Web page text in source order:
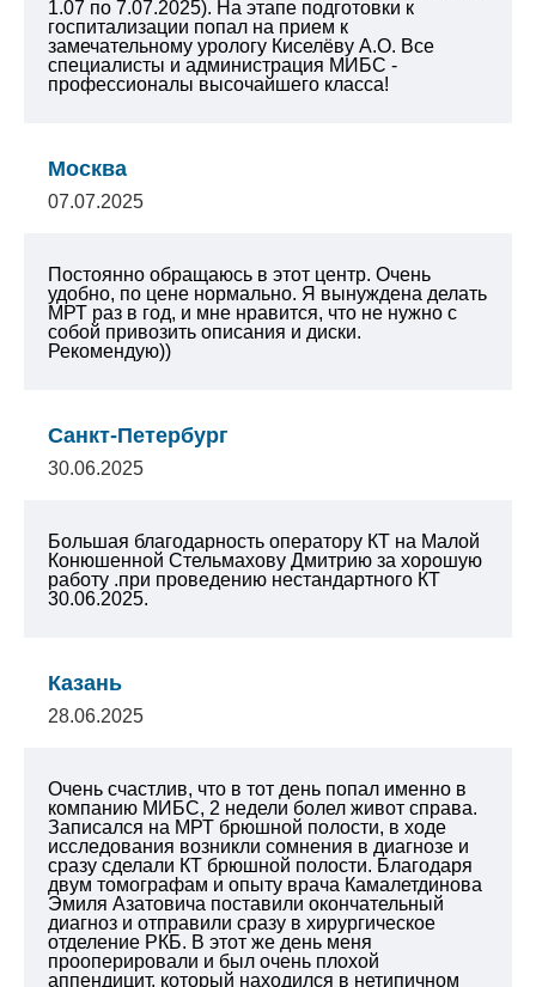
1.07 по 7.07.2025). На этапе подготовки к
госпитализации попал на прием к
замечательному урологу Киселёву А.О. Все
специалисты и администрация МИБС -
профессионалы высочайшего класса!
Москва
07.07.2025
Постоянно обращаюсь в этот центр. Очень
удобно, по цене нормально. Я вынуждена делать
МРТ раз в год, и мне нравится, что не нужно с
собой привозить описания и диски.
Рекомендую))
Санкт-Петербург
30.06.2025
Большая благодарность оператору КТ на Малой
Конюшенной Стельмахову Дмитрию за хорошую
работу .при проведению нестандартного КТ
30.06.2025.
Казань
28.06.2025
Очень счастлив, что в тот день попал именно в
компанию МИБС, 2 недели болел живот справа.
Записался на МРТ брюшной полости, в ходе
исследования возникли сомнения в диагнозе и
сразу сделали КТ брюшной полости. Благодаря
двум томографам и опыту врача Камалетдинова
Эмиля Азатовича поставили окончательный
диагноз и отправили сразу в хирургическое
отделение РКБ. В этот же день меня
прооперировали и был очень плохой
аппендицит, который находился в нетипичном